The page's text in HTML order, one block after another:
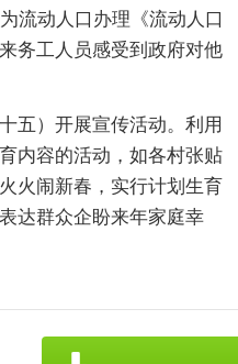
流动人口办理《流动人口
务工人员感受到政府对他
五）开展宣传活动。利用
内容的活动，如各村张贴
火闹新春，实行计划生育
达群众企盼来年家庭幸